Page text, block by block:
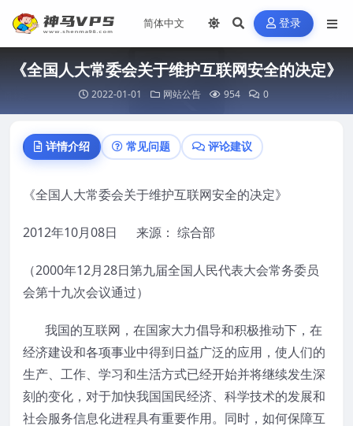
登录
《全国人大常委会关于维护互联网安全的决定》
2022-01-01 网站公告 954 0
详情介绍 常见问题 评论建议
《全国人大常委会关于维护互联网安全的决定》
2012年10月08日 来源： 综合部
（2000年12月28日第九届全国人民代表大会常务委员
会第十九次会议通过）
我国的互联网，在国家大力倡导和积极推动下，在
经济建设和各项事业中得到日益广泛的应用，使人们的
生产、工作、学习和生活方式已经开始并将继续发生深
刻的变化，对于加快我国国民经济、科学技术的发展和
社会服务信息化进程具有重要作用。同时，如何保障互